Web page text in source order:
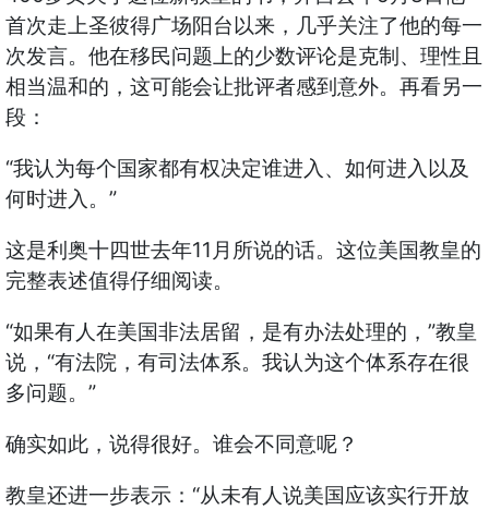
首次走上圣彼得广场阳台以来，几乎关注了他的每一
次发言。他在移民问题上的少数评论是克制、理性且
相当温和的，这可能会让批评者感到意外。再看另一
段：
“我认为每个国家都有权决定谁进入、如何进入以及
何时进入。 ”
这是利奥十四世去年11 月所说的话。这位美国教皇的
完整表述值得仔细阅读。
“如果有人在美国非法居留，是有办法处理的， ”教皇
说， “有法院，有司法体系。我认为这个体系存在很
多问题。 ”
确实如此，说得很好。谁会不同意呢？
教皇还进一步表示： “从未有人说美国应该实行开放